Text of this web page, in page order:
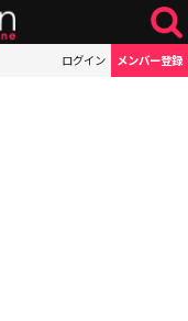
ログイン メンバー登録